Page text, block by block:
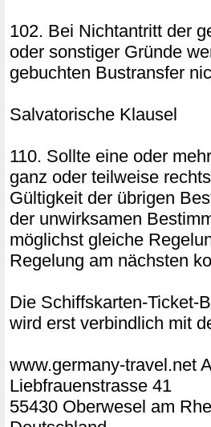
102. Bei Nichtantritt der
oder sonstiger Gründe
gebuchten Bustransfer
Salvatorische Klausel
110. Sollte eine oder
ganz oder teilweise
Gültigkeit der übrigen
der unwirksamen
möglichst gleiche
Regelung am nächsten
Die Schiffskarten-Ticket-
wird erst verbindlich mit
www.germany-travel.net
Liebfrauenstrasse 41
55430 Oberwesel am